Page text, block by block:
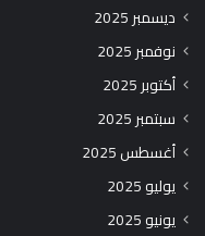
ديسمبر 2025
نوفمبر 2025
أكتوبر 2025
سبتمبر 2025
أغسطس 2025
يوليو 2025
يونيو 2025